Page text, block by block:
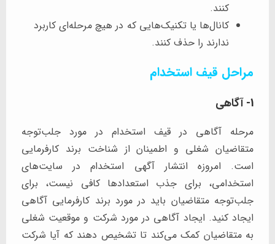
کنند.
کانال‌ها یا تکنیک‌هایی که در هیچ مرحله‌ای کاربرد
ندارند را حذف کنند.
مراحل قیف استخدام
1- آگاهی
مرحله آگاهی در قیف استخدام در مورد جلب‌توجه
متقاضیان شغلی و اطمینان از شناخت برند کارفرمایی
است. امروزه انتشار آگهی استخدام در سایت‌های
استخدامی، برای جذب استعدادها کافی نیست، برای
جلب‌توجه متقاضیان باید در مورد برند کارفرمایی آگاهی
ایجاد کنید. ایجاد آگاهی در مورد شرکت و موقعیت شغلی
به متقاضیان کمک می‌کند تا تشخیص دهند که آیا شرکت